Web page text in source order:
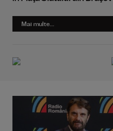
Mai multe...